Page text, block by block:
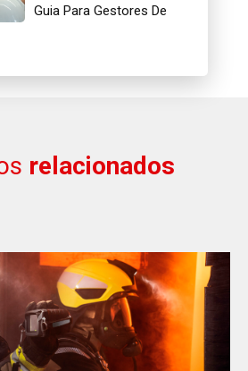
Guia Para Gestores De
relacionados